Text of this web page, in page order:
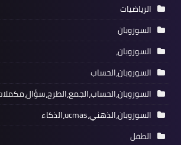
الرياضيات
السوروبان
السوروبان،
السوروبان،الحساب
السوروبان،الذهني،ucmas،الذكاء
الطفل